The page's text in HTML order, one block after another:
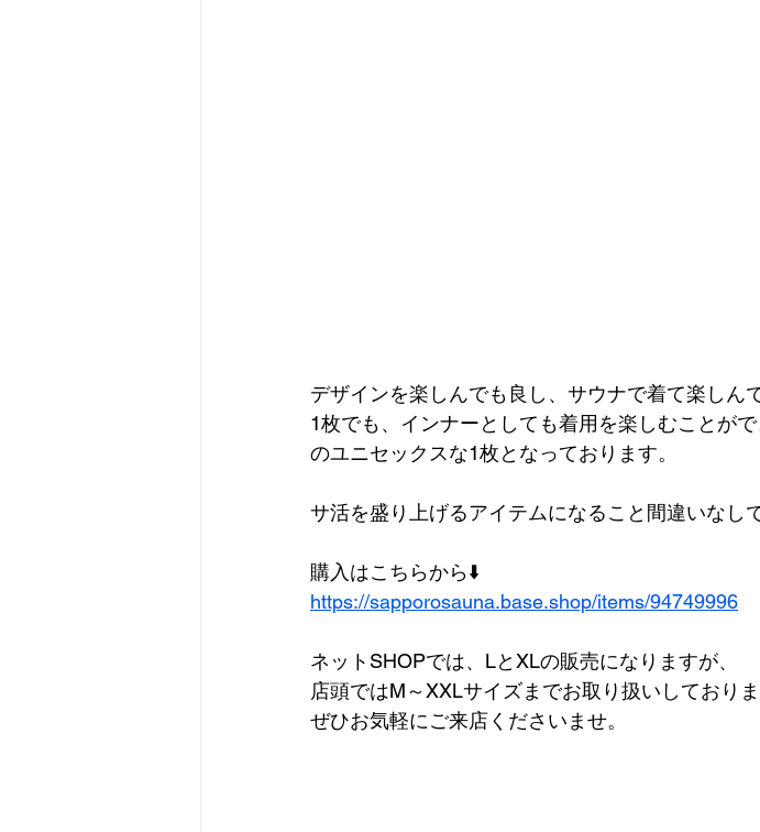
デザインを楽しんでも良し、サウナで着て楽しん
1枚でも、インナーとしても着用を楽しむことが
のユニセックスな1枚となっております。
サ活を盛り上げるアイテムになること間違いなし
購入はこちらから⬇️
https://sapporosauna.base.shop/items/94749996
ネットSHOPでは、LとXLの販売になりますが、
店頭ではM～XXLサイズまでお取り扱いしており
ぜひお気軽にご来店くださいませ。